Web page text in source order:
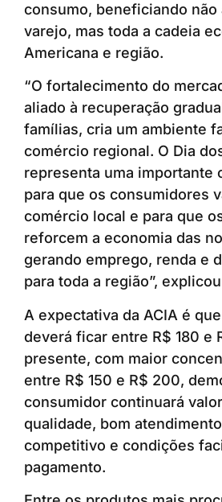
consumo, beneficiando não
varejo, mas toda a cadeia
Americana e região.
“O fortalecimento do
aliado à recuperação
famílias, cria um ambiente
comércio regional. O Dia
representa uma importante
para que os consumidores
comércio local e para que
reforcem a economia das
gerando emprego, renda e
para toda a região”,
A expectativa da ACIA é
deverá ficar entre R$ 180 e
presente, com maior
entre R$ 150 e R$ 200,
consumidor continuará
qualidade, bom
competitivo e condições
pagamento.